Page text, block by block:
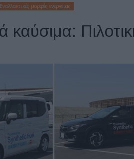
Εναλλακτικές μορφές ενέργειας
καύσιμα: